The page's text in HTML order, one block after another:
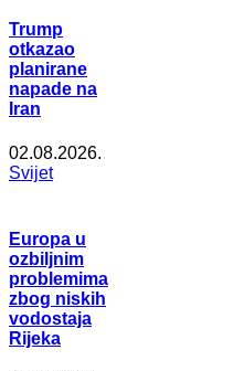
Trump
otkazao
planirane
napade na
Iran
02.08.2026.
Svijet
Europa u
ozbiljnim
problemima
zbog niskih
vodostaja
Rijeka